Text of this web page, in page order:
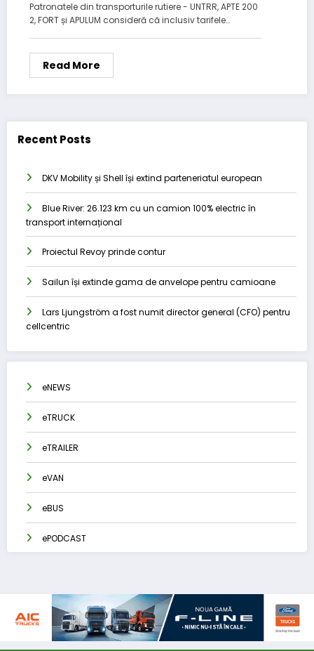
Patronatele din transporturile rutiere - UNTRR, APTE 200
2, FORT și APULUM consideră că inclusiv tarifele…
Read More
Recent Posts
DKV Mobility și Shell își extind parteneriatul european
Blue River: 26.123 km cu un camion 100% electric în
transport internațional
Proiectul Revoy prinde contur
Sailun își extinde gama de anvelope pentru camioane
Lars Ljungström a fost numit director general (CFO) pentru
cellcentric
eNEWS
eTRUCK
eTRAILER
eVAN
eBUS
ePODCAST